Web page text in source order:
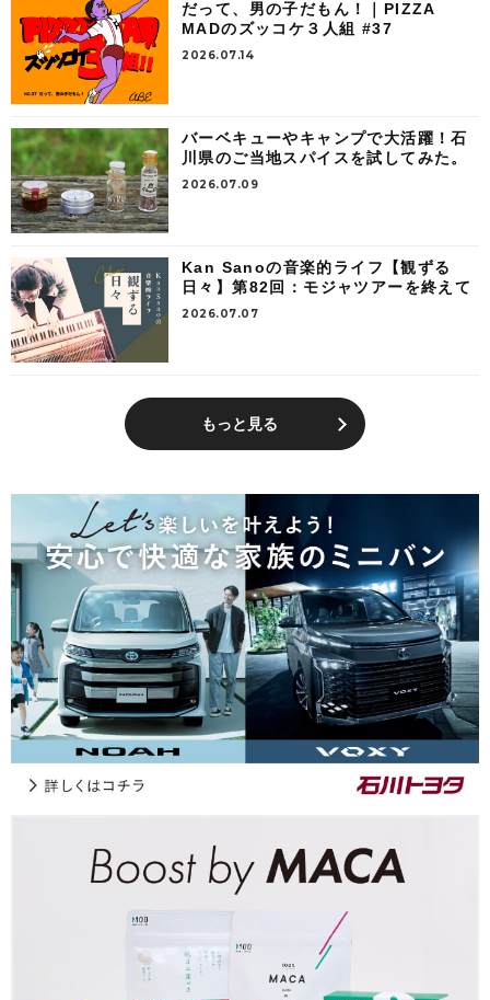
だって、男の子だもん！｜PIZZA
MADのズッコケ３人組 #37
2026.07.14
バーベキューやキャンプで大活躍！石
川県のご当地スパイスを試してみた。
2026.07.09
Kan Sanoの音楽的ライフ【観ずる
日々】第82回：モジャツアーを終えて
2026.07.07
もっと見る